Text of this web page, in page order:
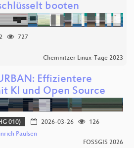
booten
727
Chemnitzer Linux-Tage 2023
Effizientere
KI und Open Source
010) 2026-03-26
126
Paulsen
FOSSGIS 2026